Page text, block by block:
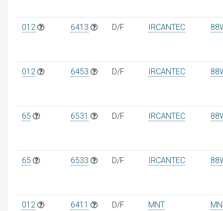
012 6413 D/F IRCANTEC
012 6453 D/F IRCANTEC
65 6531 D/F IRCANTEC
65 6533 D/F IRCANTEC
012 6411 D/F MNT